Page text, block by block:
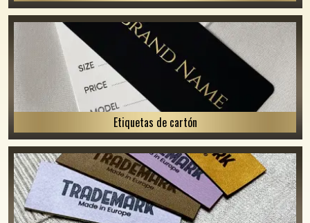
Etiquetas de cartón